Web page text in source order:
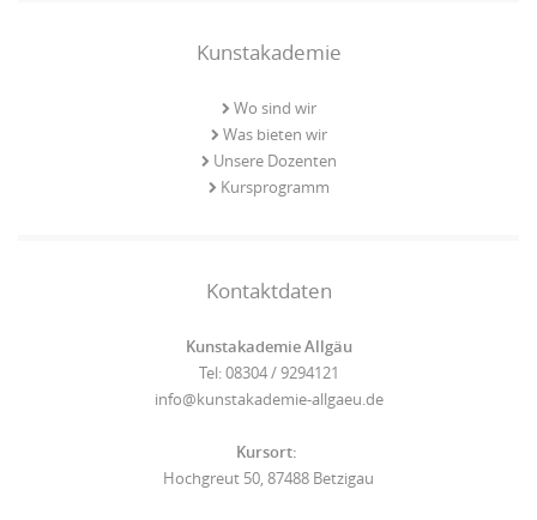
Kunstakademie
Wo sind wir
Was bieten wir
Unsere Dozenten
Kursprogramm
Kontaktdaten
Kunstakademie Allgäu
Tel: 08304 / 9294121
info@kunstakademie-allgaeu.de
Kursort:
Hochgreut 50, 87488 Betzigau